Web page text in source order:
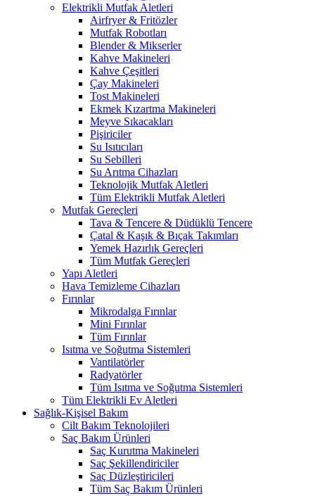
Elektrikli Mutfak Aletleri
Airfryer & Fritözler
Mutfak Robotları
Blender & Mikserler
Kahve Makineleri
Kahve Çeşitleri
Çay Makineleri
Tost Makineleri
Ekmek Kızartma Makineleri
Meyve Sıkacakları
Pişiriciler
Su Isıtıcıları
Su Sebilleri
Su Arıtma Cihazları
Teknolojik Mutfak Aletleri
Tüm Elektrikli Mutfak Aletleri
Mutfak Gereçleri
Tava & Tencere & Düdüklü Tencere
Çatal & Kaşık & Bıçak Takımları
Yemek Hazırlık Gereçleri
Tüm Mutfak Gereçleri
Yapı Aletleri
Hava Temizleme Cihazları
Fırınlar
Mikrodalga Fırınlar
Mini Fırınlar
Tüm Fırınlar
Isıtma ve Soğutma Sistemleri
Vantilatörler
Radyatörler
Tüm Isıtma ve Soğutma Sistemleri
Tüm Elektrikli Ev Aletleri
Sağlık-Kişisel Bakım
Cilt Bakım Teknolojileri
Saç Bakım Ürünleri
Saç Kurutma Makineleri
Saç Şekillendiriciler
Saç Düzleştiricileri
Tüm Saç Bakım Ürünleri